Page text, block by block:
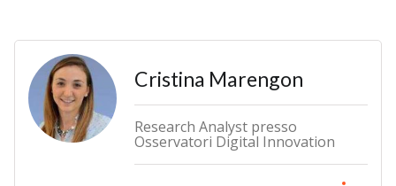
Cristina Marengon
Research Analyst presso
Osservatori Digital Innovation